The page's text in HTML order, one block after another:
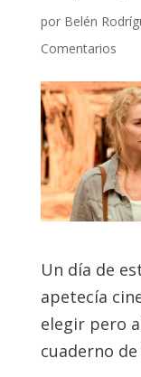
por Belén
Comentarios
Un día de
apetecía
elegir pero
cuaderno de